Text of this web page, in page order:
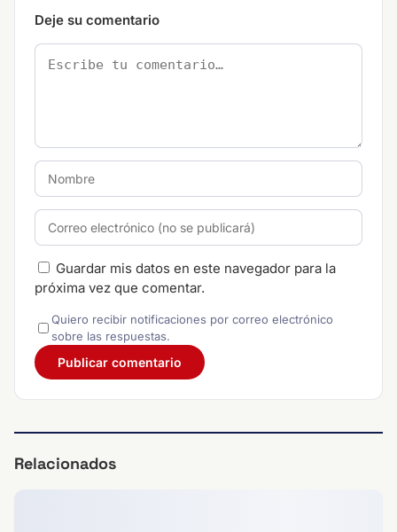
Deje su comentario
Guardar mis datos en este navegador para la
próxima vez que comentar.
Quiero recibir notificaciones por correo electrónico
sobre las respuestas.
Relacionados